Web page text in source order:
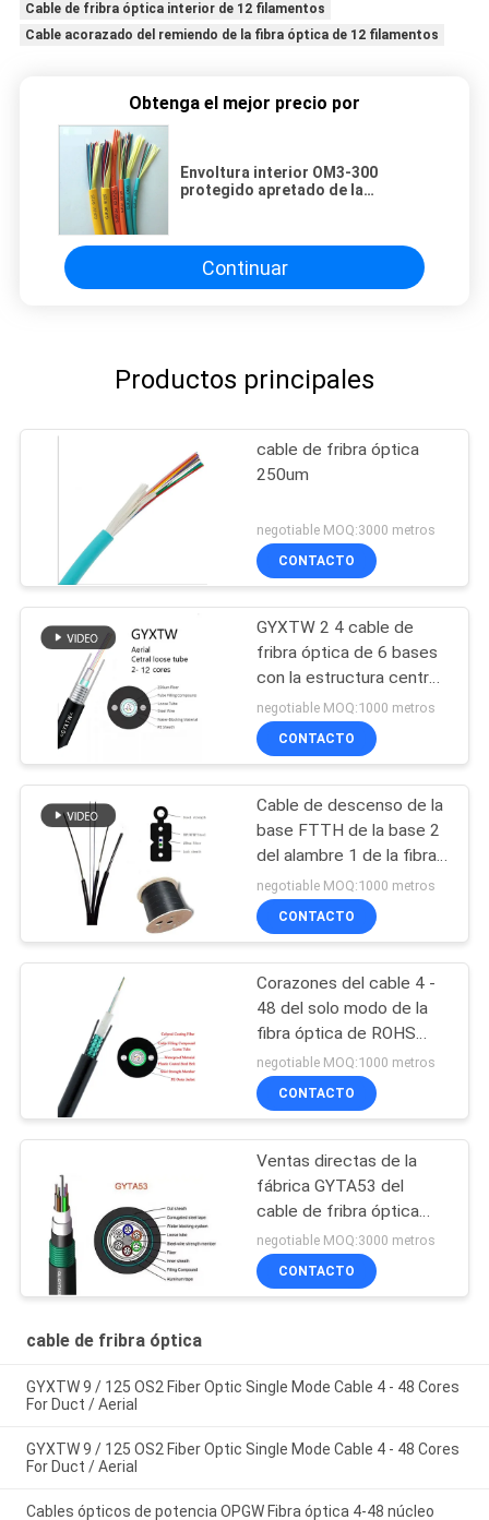
Cable de fribra óptica interior de 12 filamentos
Cable acorazado del remiendo de la fibra óptica de 12 filamentos
Obtenga el mejor precio por
Envoltura interior OM3-300
protegido apretado de la
funcionamiento
Continuar
Productos principales
cable de fribra óptica
250um
negotiable MOQ:3000 metros
CONTACTO
GYXTW 2 4 cable de
fribra óptica de 6 bases
con la estructura central
del tubo
negotiable MOQ:1000 metros
CONTACTO
Cable de descenso de la
base FTTH de la base 2
del alambre 1 de la fibra
óptica G657
negotiable MOQ:1000 metros
CONTACTO
Corazones del cable 4 -
48 del solo modo de la
fibra óptica de ROHS
OS2 PE para la antena
del conducto
negotiable MOQ:1000 metros
CONTACTO
Ventas directas de la
fábrica GYTA53 del
cable de fribra óptica
enterrado directo
acorazado al aire libre de
la base unimodal del
negotiable MOQ:3000 metros
CONTACTO
cable de fribra óptica
GYXTW 9 / 125 OS2 Fiber Optic Single Mode Cable 4 - 48 Cores
For Duct / Aerial
GYXTW 9 / 125 OS2 Fiber Optic Single Mode Cable 4 - 48 Cores
For Duct / Aerial
Cables ópticos de potencia OPGW Fibra óptica 4-48 núcleo